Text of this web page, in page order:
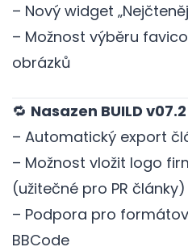
– Nový widget
– Možnost výběru
obrázků
🔁 Nasazen BUILD v07.2
– Automatický export
– Možnost vložit logo
(užitečné pro PR články)
– Podpora pro
BBCode